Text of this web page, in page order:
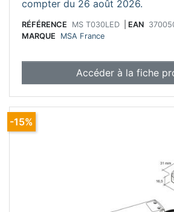
compter du 26 août 2026.
RÉFÉRENCE MS T030LED EAN
MARQUE
MSA France
Accéder à la fiche
-15%